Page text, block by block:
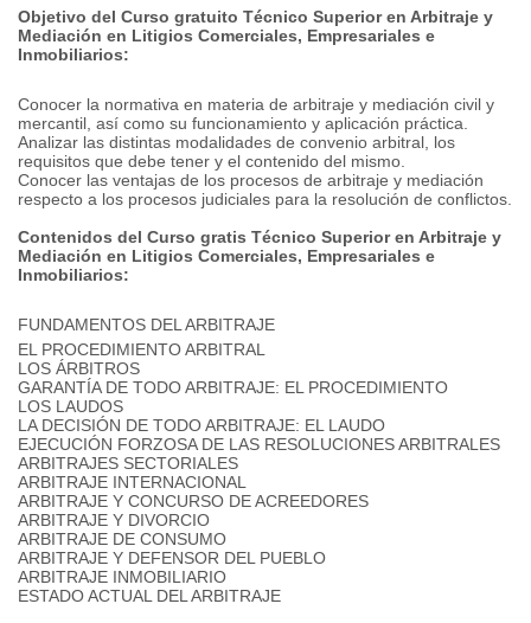
Objetivo del Curso gratuito Técnico Superior en Arbitraje y
Mediación en Litigios Comerciales, Empresariales e
Inmobiliarios:
Conocer la normativa en materia de arbitraje y mediación civil y
mercantil, así como su funcionamiento y aplicación práctica.
Analizar las distintas modalidades de convenio arbitral, los
requisitos que debe tener y el contenido del mismo.
Conocer las ventajas de los procesos de arbitraje y mediación
respecto a los procesos judiciales para la resolución de conflictos.
Contenidos del Curso gratis Técnico Superior en Arbitraje y
Mediación en Litigios Comerciales, Empresariales e
Inmobiliarios:
FUNDAMENTOS DEL ARBITRAJE
EL PROCEDIMIENTO ARBITRAL
LOS ÁRBITROS
GARANTÍA DE TODO ARBITRAJE: EL PROCEDIMIENTO
LOS LAUDOS
LA DECISIÓN DE TODO ARBITRAJE: EL LAUDO
EJECUCIÓN FORZOSA DE LAS RESOLUCIONES ARBITRALES
ARBITRAJES SECTORIALES
ARBITRAJE INTERNACIONAL
ARBITRAJE Y CONCURSO DE ACREEDORES
ARBITRAJE Y DIVORCIO
ARBITRAJE DE CONSUMO
ARBITRAJE Y DEFENSOR DEL PUEBLO
ARBITRAJE INMOBILIARIO
ESTADO ACTUAL DEL ARBITRAJE